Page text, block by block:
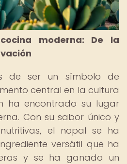
moderna: De la
de ser un símbolo de
central en la cultura
ha encontrado su lugar
Con su sabor único y
el nopal se ha
versátil que ha
y se ha ganado un